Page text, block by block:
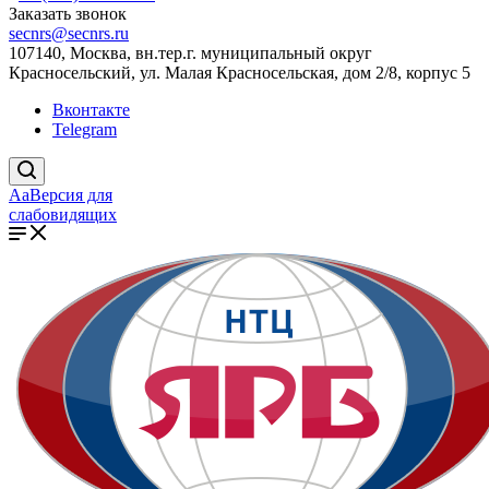
Заказать звонок
secnrs@secnrs.ru
107140, Москва, вн.тер.г. муниципальный округ
Красносельский, ул. Малая Красносельская, дом 2/8, корпус 5
Вконтакте
Telegram
AaВерсия для
слабовидящих